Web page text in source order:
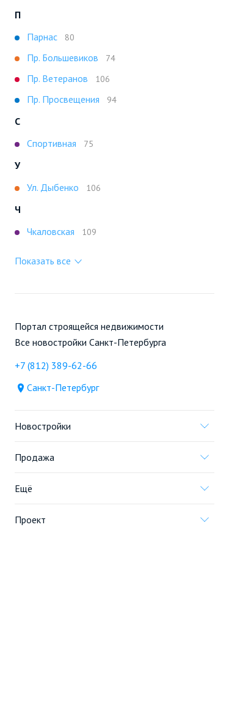
П
Парнас
80
Пр. Большевиков 74
Пр. Ветеранов 106
Пр. Просвещения 94
С
Спортивная
75
У
Ул. Дыбенко
106
Ч
Чкаловская
109
Показать все
Портал строящейся недвижимости
Все новостройки Санкт-Петербурга
+7 (812) 389-62-66
Санкт-Петербург
Новостройки
Продажа
Ещё
Проект